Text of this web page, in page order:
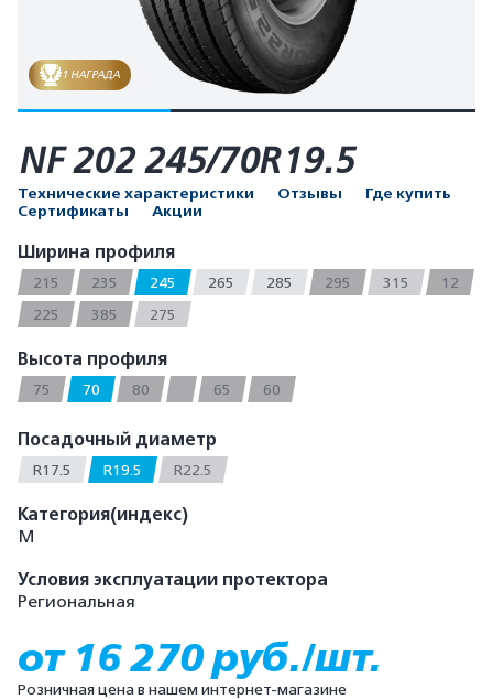
1 НАГРАДА
NF 202 245/70R19.5
Технические характеристики Отзывы
Где купить
Сертификаты
Акции
Ширина профиля
215 235 245 265 285 295 315
12
225
385 275
Высота профиля
75 70 80 65 60
Посадочный диаметр
R17.5 R19.5 R22.5
Категория(индекс)
М
Условия эксплуатации протектора
Региональная
от 16 270 руб./шт.
Розничная цена в нашем интернет-магазине